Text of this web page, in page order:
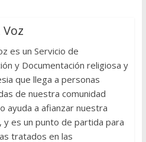
es un Servicio de
y Documentación religiosa y
que llega a personas
de nuestra comunidad
ayuda a afianzar nuestra
es un punto de partida para
tratados en las